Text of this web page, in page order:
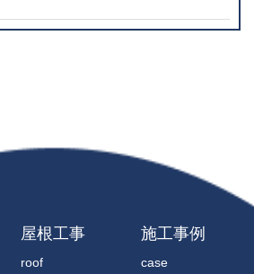
屋根工事
roof
施工事例
case